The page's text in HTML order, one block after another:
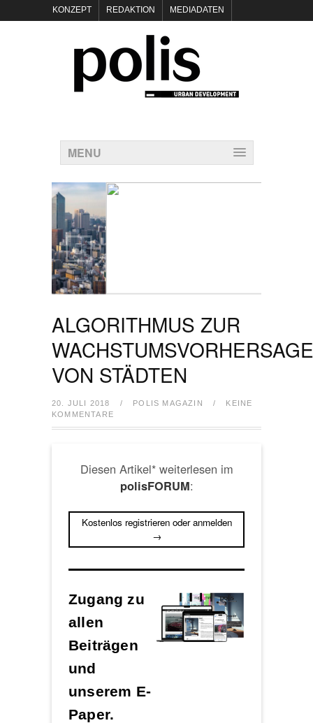
KONZEPT REDAKTION MEDIADATEN
POLIS KEYNOTES
KONTAKT DATENSCHUTZ IMPRESSUM
MENU
ALGORITHMUS ZUR
WACHSTUMSVORHERSAGE
VON STÄDTEN
20. JULI 2018 / POLIS MAGAZIN /
KEINE
KOMMENTARE
Diesen Artikel* weiterlesen im
polisFORUM:
Kostenlos registrieren oder anmelden
→
Zugang zu
allen
Beiträgen
und
unserem E-
Paper.